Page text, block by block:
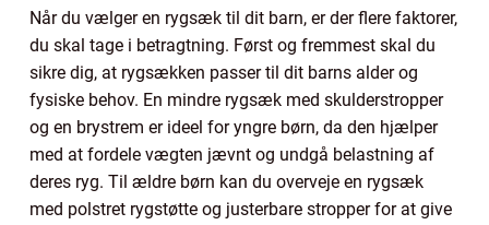
Når du vælger en rygsæk til dit barn, er der flere faktorer,
du skal tage i betragtning. Først og fremmest skal du
sikre dig, at rygsækken passer til dit barns alder og
fysiske behov. En mindre rygsæk med skulderstropper
og en brystrem er ideel for yngre børn, da den hjælper
med at fordele vægten jævnt og undgå belastning af
deres ryg. Til ældre børn kan du overveje en rygsæk
med polstret rygstøtte og justerbare stropper for at give